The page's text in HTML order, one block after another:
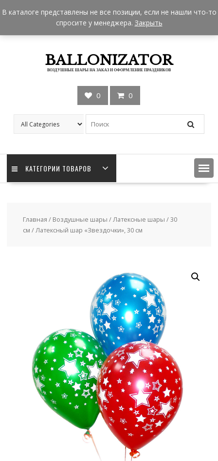
to
+7 962 957-18-50
zakaz@ballonizator.ru
Мы в Москве
Часы работы: 9:00 - 22:00
BALLONIZATOR
ВОЗДУШНЫЕ ШАРЫ НА ЗАКАЗ И ОФОРМЛЕНИЕ ПРАЗДНИКОВ
0 0
КАТЕГОРИИ ТОВАРОВ
Главная / Воздушные шары /Латексные шары /30
см / Латексный шар «Звездочки», 30 см
В каталоге представлены не все позиции, если не нашли что-то
спросите у менеджера. Закрыть